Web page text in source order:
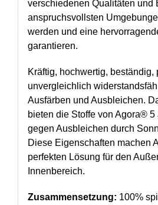
verschiedenen Qualitäten und
anspruchsvollsten
werden und eine
garantieren.
Kräftig, hochwertig, beständig,
unvergleichlich
Ausfärben und Ausbleichen.
bieten die Stoffe von Agora® 5
gegen Ausbleichen durch
Diese Eigenschaften machen
perfekten Lösung für den
Innenbereich.
Zusammensetzung: 100%